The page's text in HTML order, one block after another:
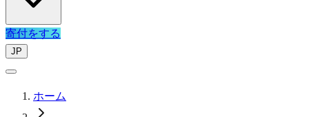
寄付をする
JP
ホーム